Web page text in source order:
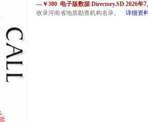
—￥380 电子版数据 Directory.SD 2026年7
收录河南省地质勘查机构名录。
详细资